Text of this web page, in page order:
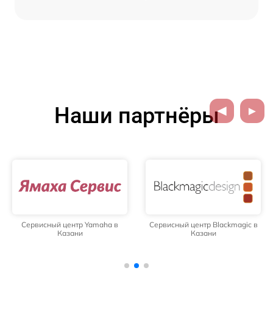
Наши партнёры
Сервисный центр Yamaha в
Казани
Сервисный центр Blackmagic в
Казани